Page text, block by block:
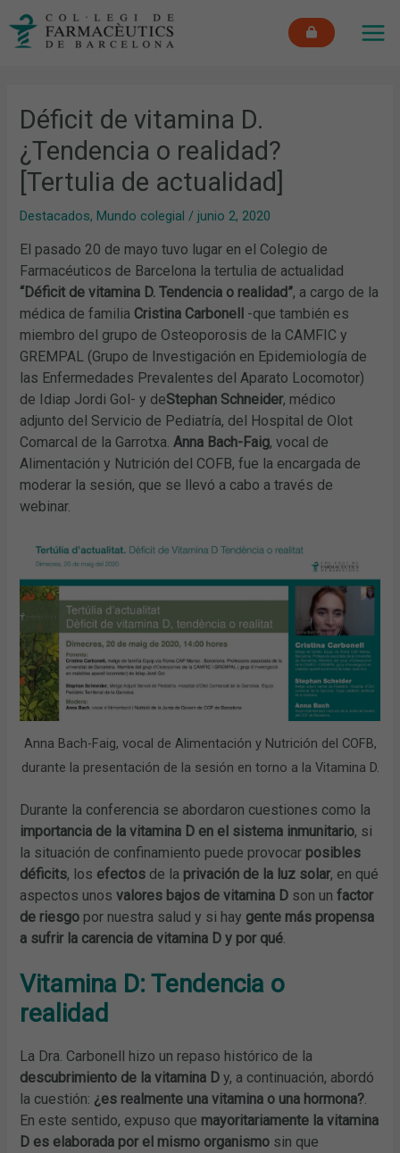
Déficit de vitamina D.
¿Tendencia o realidad?
[Tertulia de actualidad]
Destacados, Mundo colegial /junio 2, 2020
El pasado 20 de mayo tuvo lugar en el Colegio de
Farmacéuticos de Barcelona la tertulia de actualidad
“Déficit de vitamina D. Tendencia o realidad”, a cargo de la
médica de familia Cristina Carbonell -que también es
miembro del grupo de Osteoporosis de la CAMFIC y
GREMPAL (Grupo de Investigación en Epidemiología de
las Enfermedades Prevalentes del Aparato Locomotor)
de Idiap Jordi Gol- y deStephan Schneider, médico
adjunto del Servicio de Pediatría, del Hospital de Olot
Comarcal de la Garrotxa. Anna Bach-Faig, vocal de
Alimentación y Nutrición del COFB, fue la encargada de
moderar la sesión, que se llevó a cabo a través de
webinar.
Anna Bach-Faig, vocal de Alimentación y Nutrición del COFB,
durante la presentación de la sesión en torno a la Vitamina D.
Durante la conferencia se abordaron cuestiones como la
importancia de la vitamina D en el sistema inmunitario, si
la situación de confinamiento puede provocar posibles
déficits, los efectos de la privación de la luz solar, en qué
aspectos unosvalores bajos de vitamina D son unfactor
de riesgo por nuestra salud y si hay gente más propensa
a sufrir la carencia de vitamina D y por qué
Vitamina D: Tendencia o
realidad
La Dra. Carbonell hizo un repaso histórico de la
descubrimiento de la vitamina D y, a continuación, abordó
la cuestión: ¿es realmente una vitamina o una hormona?
En este sentido, expuso que mayoritariamente la vitamina
D es elaborada por el mismo organismo sin que